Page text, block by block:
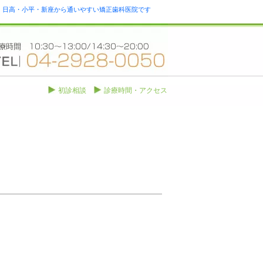
高・小平・新座から通いやすい矯正歯科医院です
診療時間・アクセス
初診相談